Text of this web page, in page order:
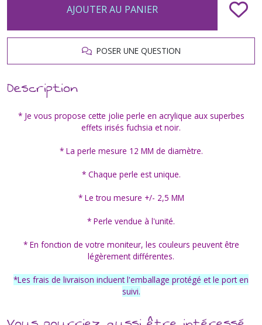
AJOUTER AU PANIER
POSER UNE QUESTION
Description
* Je vous propose cette jolie perle en acrylique aux superbes
effets irisés fuchsia et noir.
* La perle mesure 12 MM de diamètre.
* Chaque perle est unique.
* Le trou mesure +/- 2,5 MM
* Perle vendue à l'unité.
* En fonction de votre moniteur, les couleurs peuvent être
légèrement différentes.
*Les frais de livraison incluent l'emballage protégé et le port en
suivi.